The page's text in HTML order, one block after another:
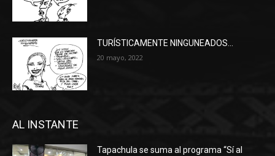
TURÍSTICAMENTE NINGUNEADOS…
20 mayo, 2022
AL INSTANTE
Tapachula se suma al programa “Sí al